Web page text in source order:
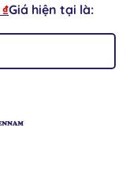
₫Giá hiện tại là: